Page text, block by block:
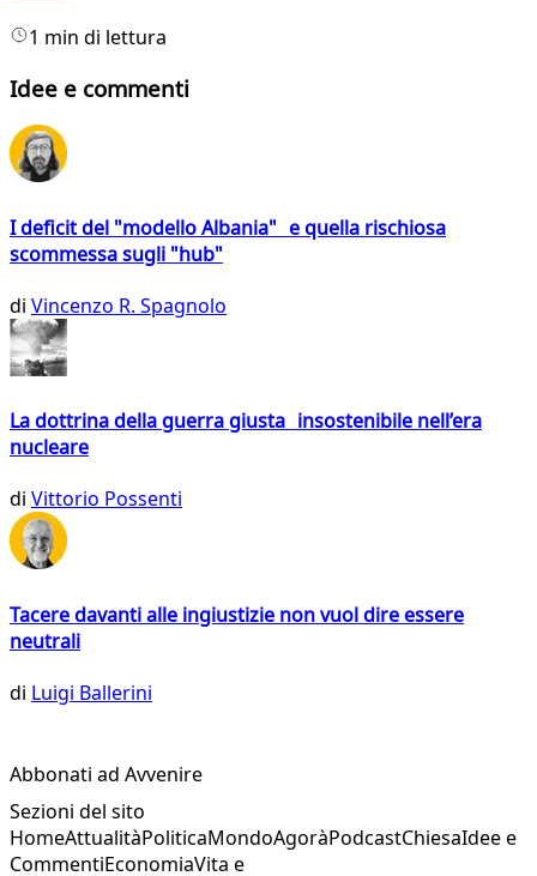
1 min di lettura
Idee e commenti
I deficit del "modello Albania" e quella rischiosa
scommessa sugli "hub"
di Vincenzo R. Spagnolo
La dottrina della guerra giusta insostenibile nell’era
nucleare
di Vittorio Possenti
Tacere davanti alle ingiustizie non vuol dire essere
neutrali
di Luigi Ballerini
Abbonati ad Avvenire
Sezioni del sito
HomeAttualitàPoliticaMondoAgoràPodcastChiesaIdee e
CommentiEconomiaVita e